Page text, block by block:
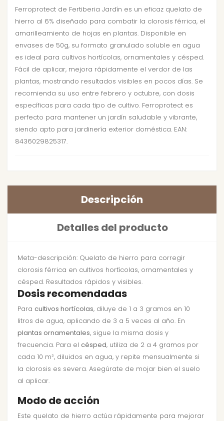
Ferroprotect de Fertiberia Jardín es un eficaz quelato de
hierro al 6% diseñado para combatir la clorosis férrica, el
amarilleamiento de hojas en plantas. Disponible en
envases de 50g, su formato granulado soluble en agua
es ideal para cultivos hortícolas, ornamentales y césped.
Fácil de aplicar, mejora rápidamente el verdor de las
plantas, mostrando resultados visibles en pocos días. Se
recomienda su uso entre febrero y octubre, con dosis
específicas para cada tipo de cultivo. Ferroprotect es
perfecto para mantener un jardín saludable y vibrante,
siendo apto para jardinería exterior doméstica. EAN:
8436029825317.
Descripción
Detalles del producto
Meta-descripción: Quelato de hierro para corregir
clorosis férrica en cultivos hortícolas, ornamentales y
césped. Resultados rápidos y visibles.
Dosis recomendadas
Para cultivos hortícolas, diluye de 1 a 3 gramos en 10
litros de agua, aplicando de 3 a 5 veces al año. En
plantas ornamentales, sigue la misma dosis y
frecuencia. Para el césped, utiliza de 2 a 4 gramos por
cada 10 m², diluidos en agua, y repite mensualmente si
la clorosis es severa. Asegúrate de mojar bien el suelo
al aplicar.
Modo de acción
Este quelato de hierro actúa rápidamente para mejorar